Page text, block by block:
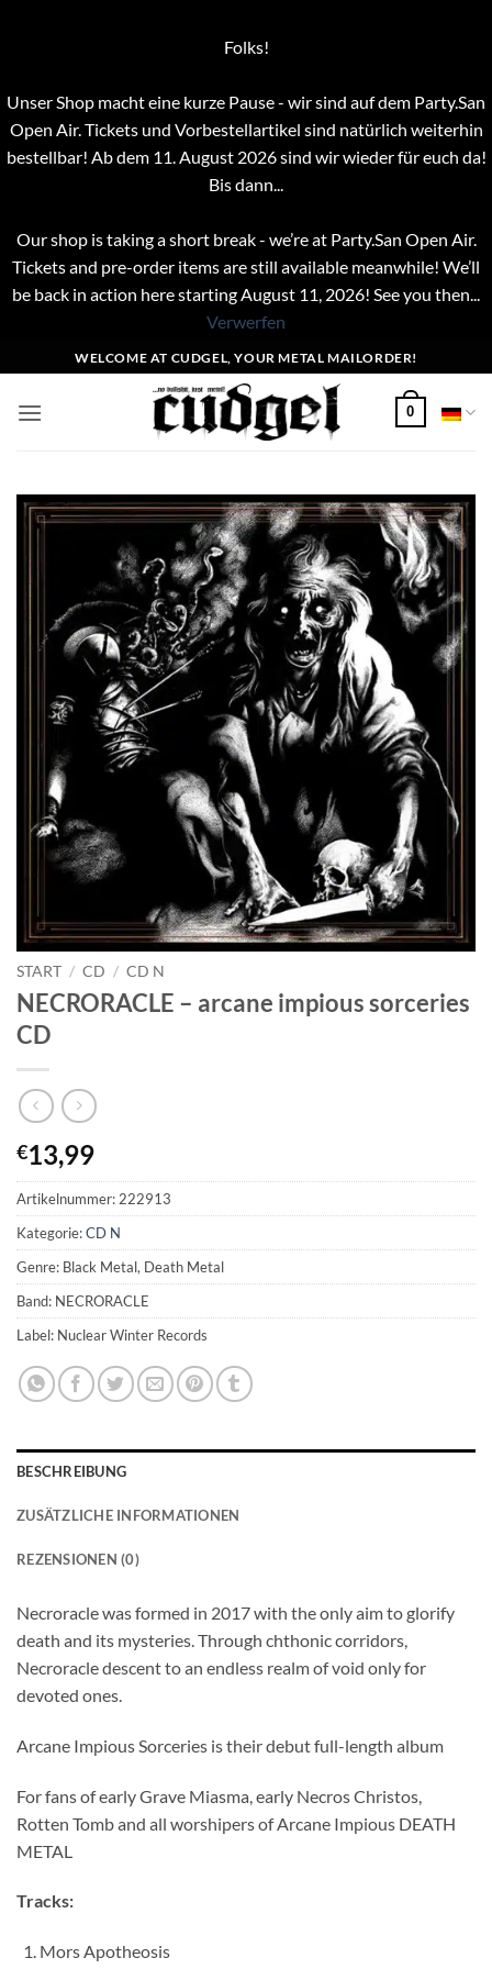
Folks!
Unser Shop macht eine kurze Pause - wir sind auf dem Party.San
Open Air. Tickets und Vorbestellartikel sind natürlich weiterhin
bestellbar! Ab dem 11. August 2026 sind wir wieder für euch da!
Bis dann...
Our shop is taking a short break - we’re at Party.San Open Air.
Tickets and pre-order items are still available meanwhile! We’ll
be back in action here starting August 11, 2026! See you then...
Verwerfen
Inhalt
springen
WELCOME AT CUDGEL, YOUR METAL MAILORDER!
0
START / CD / CD N
NECRORACLE – arcane impious sorceries
CD
€13,99
Artikelnummer: 222913
Kategorie:CD N
Genre: Black Metal, Death Metal
Band: NECRORACLE
Label: Nuclear Winter Records
BESCHREIBUNG
ZUSÄTZLICHE INFORMATIONEN
REZENSIONEN (0)
Necroracle was formed in 2017 with the only aim to glorify
death and its mysteries. Through chthonic corridors,
Necroracle descent to an endless realm of void only for
devoted ones.
Arcane Impious Sorceries is their debut full-length album
For fans of early Grave Miasma, early Necros Christos,
Rotten Tomb and all worshipers of Arcane Impious DEATH
METAL
Tracks:
Mors Apotheosis